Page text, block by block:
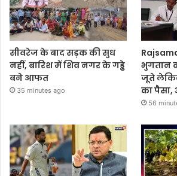
सीवरेज के बाद सड़क की सुध
नहीं, बारिश में शिव नगर के गड्ढे
बने आफत
35 minutes ago
भुगतान
जूते
का पैसा,
56